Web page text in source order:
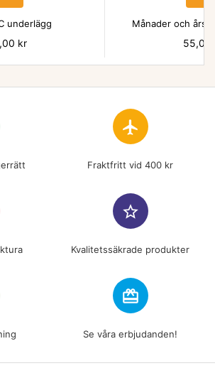
underlägg
kr
Månader och
Pris
55,00
flight
Fraktfritt vid 400 kr
star_border
Kvalitetssäkrade produkter
redeem
Se våra erbjudanden!